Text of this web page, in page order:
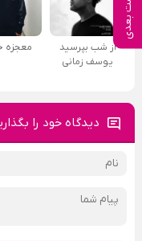
پست بعدی
از شب بپرسید
یوسف زمانی
معجزه
دیدگاه خود را